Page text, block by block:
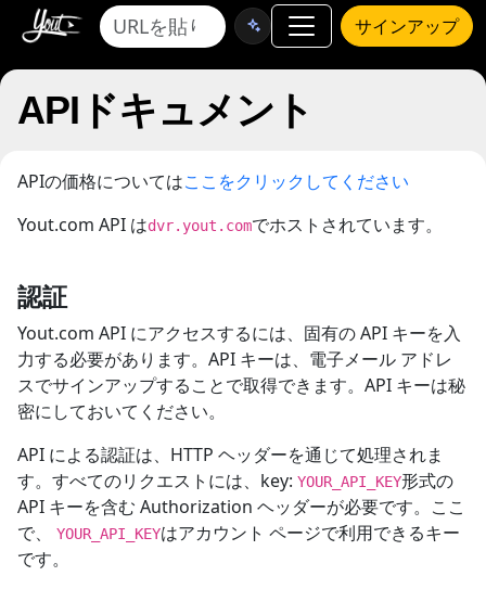
サインアップ
APIドキュメント
APIの価格についてはここをクリックしてください
Yout.com API はdvr.yout.comでホストされています。
認証
Yout.com API にアクセスするには、固有の API キーを入
力する必要があります。API キーは、電子メール アドレ
スでサインアップすることで取得できます。API キーは秘
密にしておいてください。
API による認証は、HTTP ヘッダーを通じて処理されま
す。すべてのリクエストには、key: YOUR_API_KEY形式の
API キーを含む Authorization ヘッダーが必要です。ここ
で、
YOUR_API_KEYはアカウント ページで利用できるキー
です。